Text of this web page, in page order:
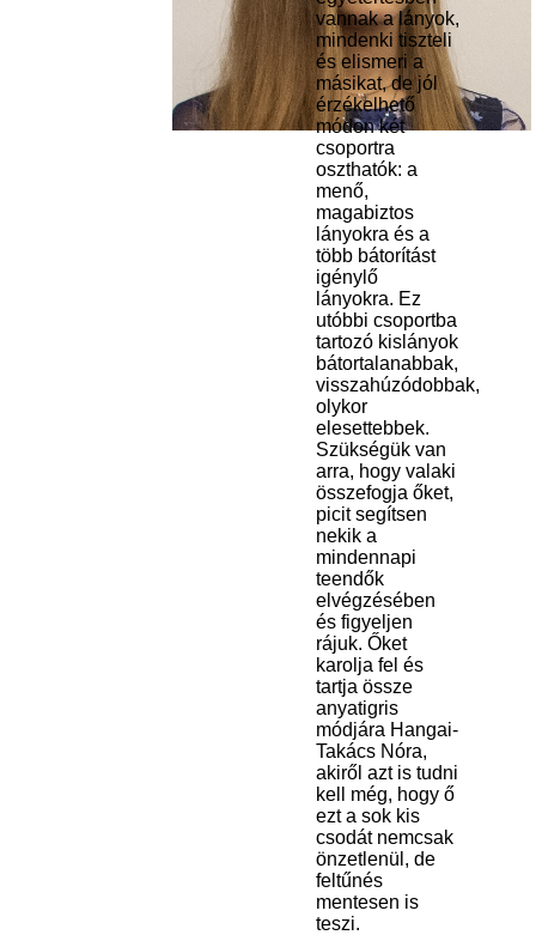
vannak a lányok,
mindenki tiszteli
és elismeri a
másikat, de jól
érzékelhető
módon két
csoportra
oszthatók: a
menő,
magabiztos
lányokra és a
több bátorítást
igénylő
lányokra. Ez
utóbbi csoportba
tartozó kislányok
bátortalanabbak,
visszahúzódobbak,
olykor
elesettebbek.
Szükségük van
arra, hogy valaki
összefogja őket,
picit segítsen
nekik a
mindennapi
teendők
elvégzésében
és figyeljen
rájuk. Őket
karolja fel és
tartja össze
anyatigris
módjára Hangai-
Takács Nóra,
akiről azt is tudni
kell még, hogy ő
ezt a sok kis
csodát nemcsak
önzetlenül, de
feltűnés
mentesen is
teszi.